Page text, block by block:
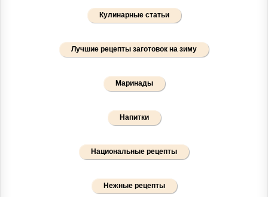
Кулинарные статьи
Лучшие рецепты заготовок на зиму
Маринады
Напитки
Национальные рецепты
Нежные рецепты